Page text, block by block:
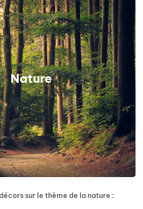
Nature
sur le thème de la nature :